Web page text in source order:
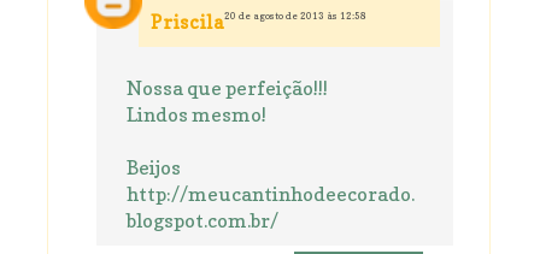
Priscila20 de agosto de 2013 às 12:58
Nossa que perfeição!!!
Lindos mesmo!
Beijos
http://meucantinhodeecorado.
blogspot.com.br/